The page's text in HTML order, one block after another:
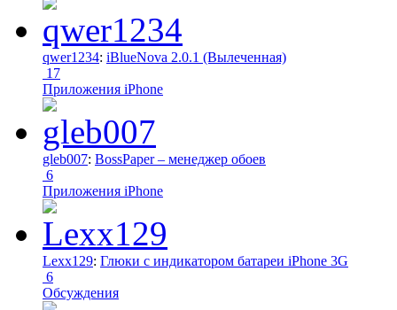
qwer1234: iBlueNova 2.0.1 (Вылеченная)
17
Приложения iPhone
gleb007: BossPaper – менеджер обоев
6
Приложения iPhone
Lexx129: Глюки с индикатором батареи iPhone 3G
6
Обсуждения